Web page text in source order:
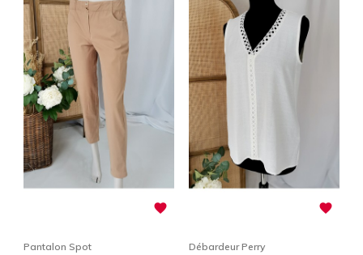

Pantalon Spot

Débardeur Perry